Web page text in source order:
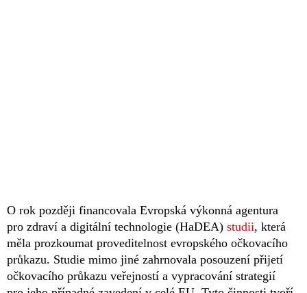
O rok později financovala Evropská výkonná agentura
pro zdraví a digitální technologie (HaDEA) studii, která
měla prozkoumat proveditelnost evropského očkovacího
průkazu. Studie mimo jiné zahrnovala posouzení přijetí
očkovacího průkazu veřejností a vypracování strategií